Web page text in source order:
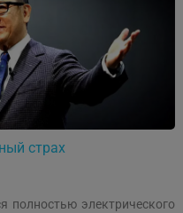
страх
полностью электрического